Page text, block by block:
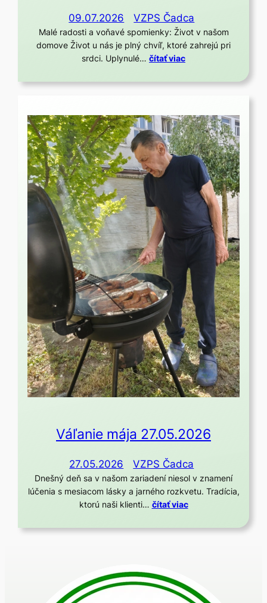
09.07.2026 VZPS Čadca
Malé radosti a voňavé spomienky: Život v našom
domove Život u nás je plný chvíľ, ktoré zahrejú pri
srdci. Uplynulé… čítať viac
Váľanie mája 27.05.2026
27.05.2026 VZPS Čadca
Dnešný deň sa v našom zariadení niesol v znamení
lúčenia s mesiacom lásky a jarného rozkvetu. Tradícia,
ktorú naši klienti… čítať viac